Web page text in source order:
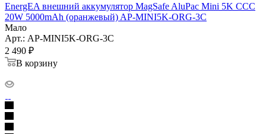
EnergEA внешний аккумулятор MagSafe AluPac Mini 5K CCC
20W 5000mAh (оранжевый) AP-MINI5K-ORG-3C
Мало
Арт.: AP-MINI5K-ORG-3C
2 490 ₽
В корзину